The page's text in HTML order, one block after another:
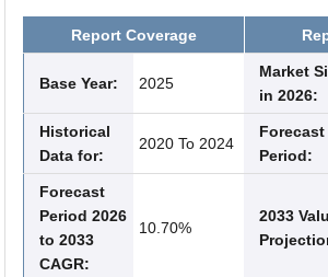
Report Coverage
Base Year: 2025
Market
in 2026:
Historical
Data for:
2020 To 2024
Forecast
Period:
Forecast
Period 2026
to 2033
CAGR:
10.70%
2033